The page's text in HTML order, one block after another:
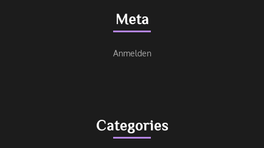
Meta
Anmelden
Categories